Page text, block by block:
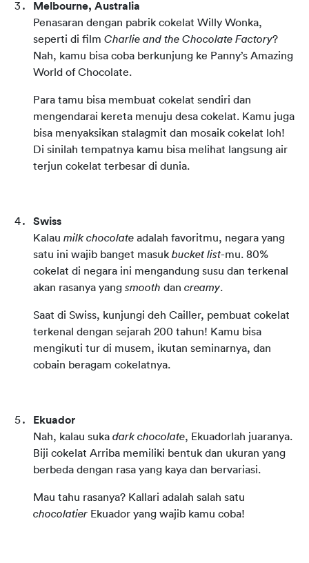
Melbourne, Australia
Penasaran dengan pabrik cokelat Willy Wonka,
seperti di film Charlie and the Chocolate Factory?
Nah, kamu bisa coba berkunjung ke Panny’s Amazing
World of Chocolate.
Para tamu bisa membuat cokelat sendiri dan
mengendarai kereta menuju desa cokelat. Kamu juga
bisa menyaksikan stalagmit dan mosaik cokelat loh!
Di sinilah tempatnya kamu bisa melihat langsung air
terjun cokelat terbesar di dunia.
Swiss
Kalau milk chocolate adalah favoritmu, negara yang
satu ini wajib banget masuk bucket list-mu. 80%
cokelat di negara ini mengandung susu dan terkenal
akan rasanya yang smooth dan creamy.
Saat di Swiss, kunjungi deh Cailler, pembuat cokelat
terkenal dengan sejarah 200 tahun! Kamu bisa
mengikuti tur di musem, ikutan seminarnya, dan
cobain beragam cokelatnya.
Ekuador
Nah, kalau suka dark chocolate, Ekuadorlah juaranya.
Biji cokelat Arriba memiliki bentuk dan ukuran yang
berbeda dengan rasa yang kaya dan bervariasi.
chocolatier Ekuador yang wajib kamu coba!